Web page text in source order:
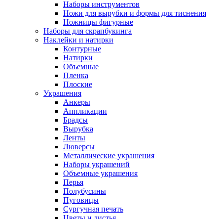
Наборы инструментов
Ножи для вырубки и формы для тиснения
Ножницы фигурные
Наборы для скрапбукинга
Наклейки и натирки
Контурные
Натирки
Объемные
Пленка
Плоские
Украшения
Анкеры
Аппликации
Брадсы
Вырубка
Ленты
Люверсы
Металлические украшения
Наборы украшений
Объемные украшения
Перья
Полубусины
Пуговицы
Сургучная печать